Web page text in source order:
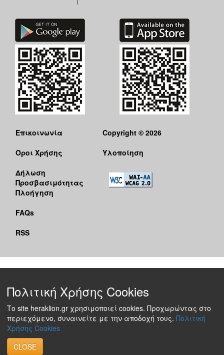
Επικοινωνία
Όροι Χρήσης
Δήλωση
Προσβασιμότητας
Πλοήγηση
FAQs
RSS
Copyright © 2026
Υλοποίηση
Πολιτική Χρήσης Cookies
Το site heraklion.gr χρησιμοποιεί cookies. Προχωρώντας στο
περιεχόμενο, συναινείτε με την αποδοχή τους. Πολιτική
Χρήσης Cookies
CLOSE